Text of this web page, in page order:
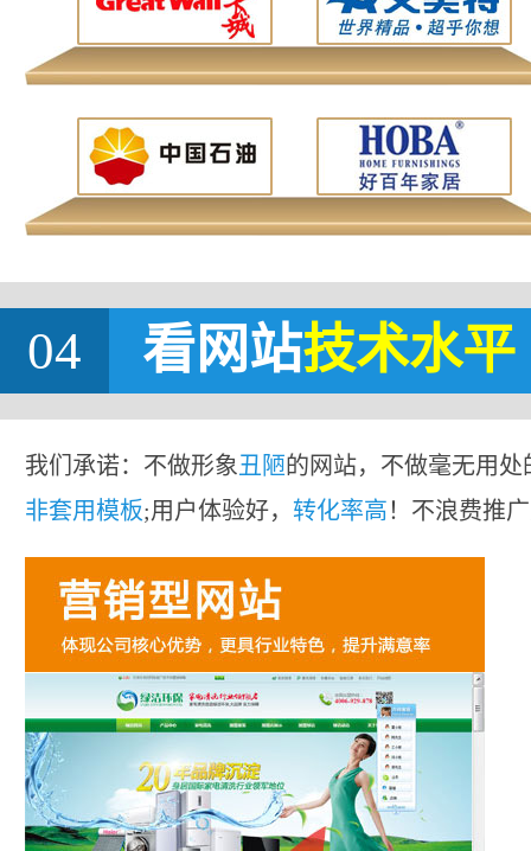
04 看网站技术水平
我们承诺：不做形象丑陋的网站，不做毫无用处
非套用模板;用户体验好， 转化率高！不浪费推